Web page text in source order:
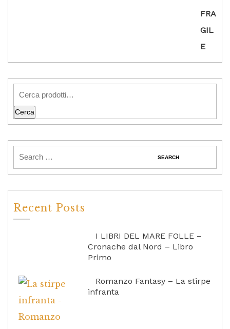
Cerca
Recent Posts
I LIBRI DEL MARE FOLLE –
Cronache dal Nord – Libro
Primo
Romanzo Fantasy – La stirpe
infranta